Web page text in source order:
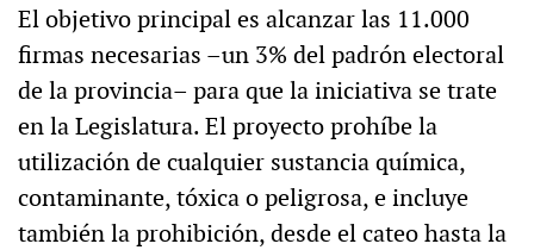
El objetivo principal es alcanzar las 11.000
firmas necesarias –un 3% del padrón electoral
de la provincia– para que la iniciativa se trate
en la Legislatura. El proyecto prohíbe la
utilización de cualquier sustancia química,
contaminante, tóxica o peligrosa, e incluye
también la prohibición, desde el cateo hasta la